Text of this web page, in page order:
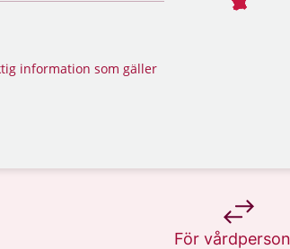
information som gäller
För
på 1177.se